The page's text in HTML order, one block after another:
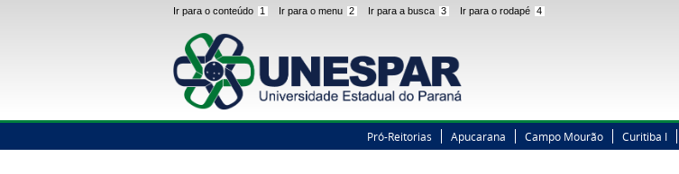
Ir para o conteúdo 1 Ir para o menu 2 Ir para a busca 3 Ir para o rodapé 4
Pró-Reitorias Apucarana Campo Mourão Curitiba I